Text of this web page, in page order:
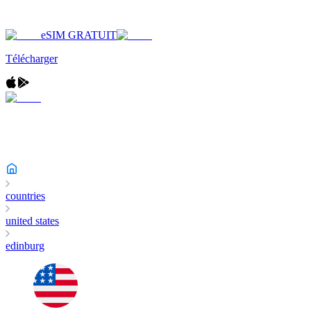
eSIM GRATUIT
Télécharger
countries
united states
edinburg